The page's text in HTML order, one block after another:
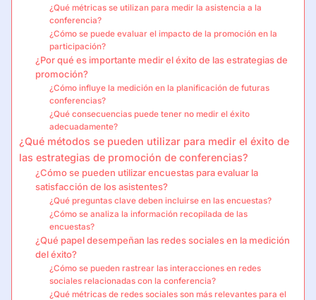
¿Qué métricas se utilizan para medir la asistencia a la
conferencia?
¿Cómo se puede evaluar el impacto de la promoción en la
participación?
¿Por qué es importante medir el éxito de las estrategias de
promoción?
¿Cómo influye la medición en la planificación de futuras
conferencias?
¿Qué consecuencias puede tener no medir el éxito
adecuadamente?
¿Qué métodos se pueden utilizar para medir el éxito de
las estrategias de promoción de conferencias?
¿Cómo se pueden utilizar encuestas para evaluar la
satisfacción de los asistentes?
¿Qué preguntas clave deben incluirse en las encuestas?
¿Cómo se analiza la información recopilada de las
encuestas?
¿Qué papel desempeñan las redes sociales en la medición
del éxito?
¿Cómo se pueden rastrear las interacciones en redes
sociales relacionadas con la conferencia?
¿Qué métricas de redes sociales son más relevantes para el